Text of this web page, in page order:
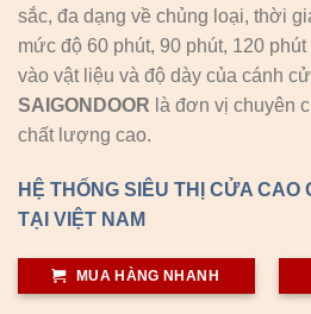
sắc, đa dạng về chủng loại, thời
mức độ 60 phút, 90 phút, 120
vào vật liệu và độ dày của cánh
SAIGONDOOR là đơn vị chuyên
chất lượng cao.
HỆ THỐNG SIÊU THỊ CỬA CAO
TẠI VIỆT NAM
MUA HÀNG NHANH